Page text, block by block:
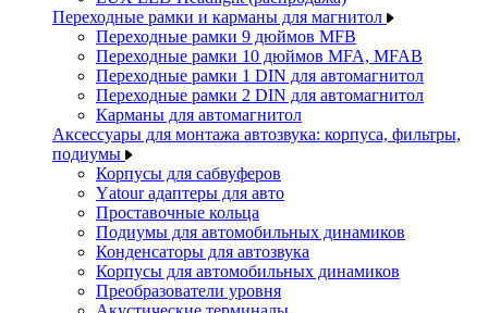
Переходные рамки и карманы для магнитол
Переходные рамки 9 дюймов MFB
Переходные рамки 10 дюймов MFA, MFAB
Переходные рамки 1 DIN для автомагнитол
Переходные рамки 2 DIN для автомагнитол
Карманы для автомагнитол
Аксессуары для монтажа автозвука: корпуса, фильтры,
подиумы
Корпусы для сабвуферов
Yаtour адаптеры для авто
Проставочные кольца
Подиумы для автомобильных динамиков
Конденсаторы для автозвука
Корпусы для автомобильных динамиков
Преобразователи уровня